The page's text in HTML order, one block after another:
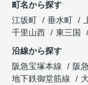
町名から探す
江坂町
垂水町
千里山西
東三国
沿線から探す
阪急宝塚本線
阪
地下鉄御堂筋線